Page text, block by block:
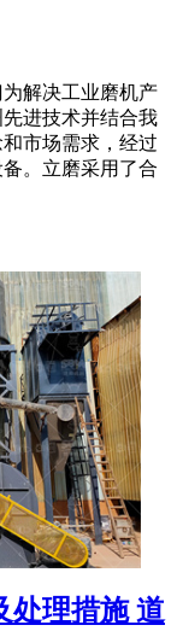
解决工业磨机产
进技术并结合我
市场需求，经过
。立磨采用了合
处理措施 道